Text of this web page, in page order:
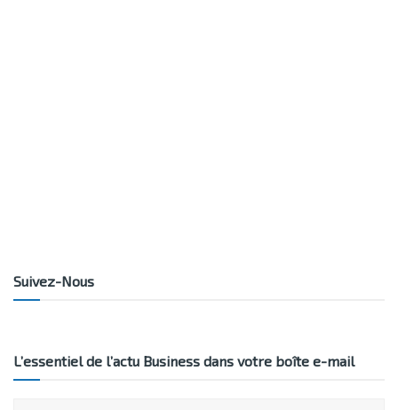
Suivez-Nous
L’essentiel de l’actu Business dans votre boîte e-mail